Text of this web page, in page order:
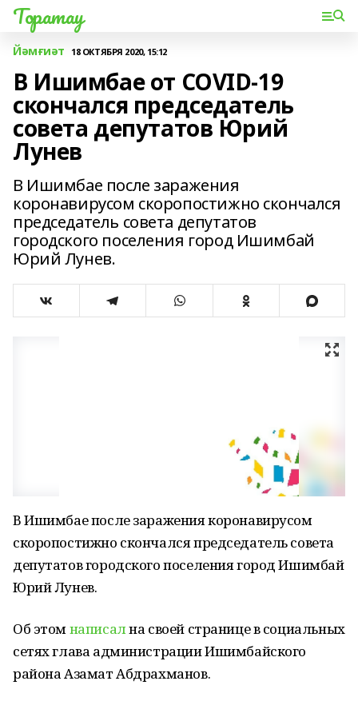
Торатау
Йәмғиәт 18 ОКТЯБРЯ 2020, 15:12
В Ишимбае от COVID-19
скончался председатель
совета депутатов Юрий
Лунев
В Ишимбае после заражения
коронавирусом скоропостижно скончался
председатель совета депутатов
городского поселения город Ишимбай
Юрий Лунев.
В Ишимбае после заражения коронавирусом
скоропостижно скончался председатель совета
депутатов городского поселения город Ишимбай
Юрий Лунев.
Об этомнаписална своей странице в социальных
сетях глава администрации Ишимбайского
района Азамат Абдрахманов.